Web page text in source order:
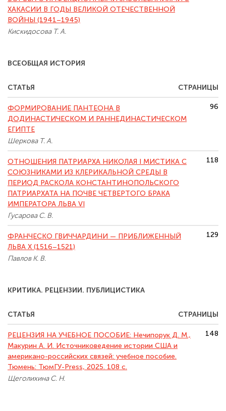
ХАКАСИИ В ГОДЫ ВЕЛИКОЙ ОТЕЧЕСТВЕННОЙ
ВОЙНЫ (1941–1945)
Кискидосова Т. А.
ВСЕОБЩАЯ ИСТОРИЯ
СТАТЬЯ СТРАНИЦЫ
ФОРМИРОВАНИЕ ПАНТЕОНА В
ДОДИНАСТИЧЕСКОМ И РАННЕДИНАСТИЧЕСКОМ
ЕГИПТЕ
Шеркова Т. А.
96
ОТНОШЕНИЯ ПАТРИАРХА НИКОЛАЯ I МИСТИКА С
СОЮЗНИКАМИ ИЗ КЛЕРИКАЛЬНОЙ СРЕДЫ В
ПЕРИОД РАСКОЛА КОНСТАНТИНОПОЛЬСКОГО
ПАТРИАРХАТА НА ПОЧВЕ ЧЕТВЕРТОГО БРАКА
ИМПЕРАТОРА ЛЬВА VI
Гусарова С. В.
118
ФРАНЧЕСКО ГВИЧЧАРДИНИ — ПРИБЛИЖЕННЫЙ
ЛЬВА X (1516–1521)
Павлов К. В.
129
КРИТИКА. РЕЦЕНЗИИ. ПУБЛИЦИСТИКА
СТАТЬЯ СТРАНИЦЫ
РЕЦЕНЗИЯ НА УЧЕБНОЕ ПОСОБИЕ: Нечипорук Д. М.,
Макурин А. И. Источниковедение истории США и
американо-российских связей: учебное пособие.
Тюмень: ТюмГУ-Press, 2025. 108 с.
Щеголихина С. Н.
148